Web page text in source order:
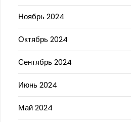
Ноябрь 2024
Октябрь 2024
Сентябрь 2024
Июнь 2024
Май 2024